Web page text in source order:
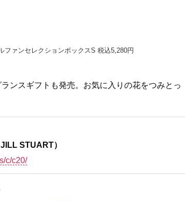
ァンセレクションボックスS 税込5,280円
ンスギフトも発売。お気に入りの花をつみとっ
STUART）
c/c20/